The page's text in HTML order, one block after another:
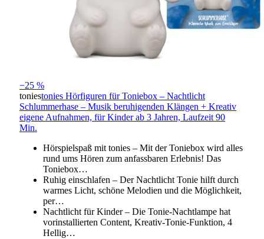
−25 %
toniestonies Hörfiguren für Toniebox – Nachtlicht
Schlummerhase – Musik beruhigenden Klängen + Kreativ
eigene Aufnahmen, für Kinder ab 3 Jahren, Laufzeit 90
Min.
Hörspielspaß mit tonies – Mit der Toniebox wird alles
rund ums Hören zum anfassbaren Erlebnis! Das
Toniebox…
Ruhig einschlafen – Der Nachtlicht Tonie hilft durch
warmes Licht, schöne Melodien und die Möglichkeit,
per…
Nachtlicht für Kinder – Die Tonie-Nachtlampe hat
vorinstallierten Content, Kreativ-Tonie-Funktion, 4
Hellig…